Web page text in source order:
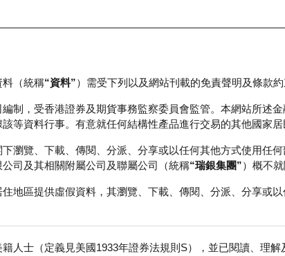
證市場統計 正股資料及市場統計 瑞銀輪證教室
料（統稱“資料”）需受下列以及網站刊載的免責聲明及條款約
制，受香港證券及期貨事務監察委員會監管。本網站所述金
等資料行事。有意就任何結構性產品進行交易的其他國家居
瀏覽、下載、傳閱、分派、分享或以任何其他方式使用任
司及其相關附屬公司及聯屬公司（統稱“瑞銀集團”）概不
地區提供虛假資料，其瀏覽、下載、傳閱、分派、分享或
人士（定義見美國1933年證券法規則S），並已閱讀、理解
小米集團